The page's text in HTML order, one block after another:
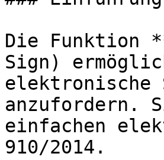
Die Funktion
Sign)
elektronische
anzufordern.
einfachen
910/2014.